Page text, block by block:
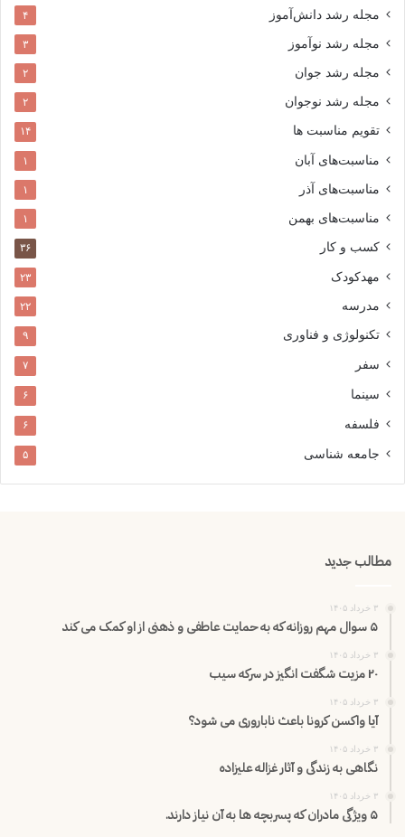
مجله رشد دانش‌آموز ۴
مجله رشد نوآموز ۳
مجله رشد جوان ۲
مجله رشد نوجوان ۲
تقویم مناسبت ها ۱۴
مناسبت‌های آبان ۱
مناسبت‌های آذر ۱
مناسبت‌های بهمن ۱
کسب و کار ۳۶
مهدکودک ۲۳
مدرسه ۲۲
تکنولوژی و فناوری ۹
سفر ۷
سینما ۶
فلسفه ۶
جامعه شناسی ۵
مطالب جدید
۳ خرداد ۱۴۰۵
۵ سوال مهم روزانه که به حمایت عاطفی و ذهنی از او کمک می کند
۳ خرداد ۱۴۰۵
۲۰ مزیت شگفت انگیز در سرکه سیب
۳ خرداد ۱۴۰۵
آیا واکسن کرونا باعث ناباروری می شود؟
۳ خرداد ۱۴۰۵
نگاهی به زندگی و آثار غزاله علیزاده
۳ خرداد ۱۴۰۵
۵ ویژگی مادران که پسربچه ها به آن نیاز دارند.